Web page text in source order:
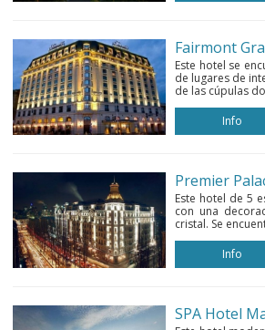
Fairmont
Este hotel se
de lugares de
de las cúpulas
Info
Premier
Este hotel de 5
con una
cristal. Se
Info
SPA Hotel